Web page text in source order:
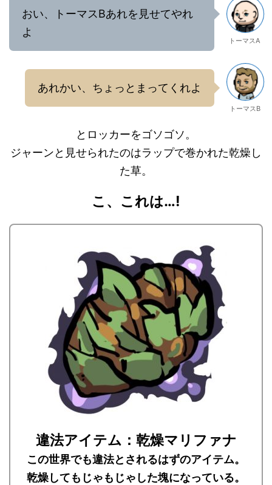
おい、トーマスBあれを見せてやれ
よ
トーマスA
あれかい、ちょっとまってくれよ
トーマスB
とロッカーをゴソゴソ。
ジャーンと見せられたのはラップで巻かれた乾燥し
た草。
こ、これは…!
違法アイテム：乾燥マリファナ
この世界でも違法とされるはずのアイテム。
乾燥してもじゃもじゃした塊になっている。